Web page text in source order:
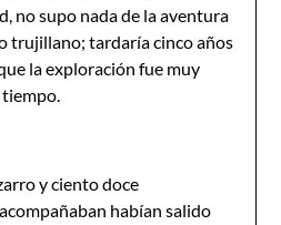
no supo nada de la aventura
trujillano; tardaría cinco años
la exploración fue muy
y ciento doce
habían salido